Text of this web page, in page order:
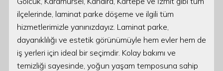
ilçelerinde, laminat parke döşeme ve ilgili tüm
hizmetlerimizle yanınızdayız. Laminat parke,
dayanıklılığı ve estetik görünümüyle hem evler hem de
iş yerleri için ideal bir seçimdir. Kolay bakımı ve
temizliği sayesinde, yoğun yaşam temposuna sahip